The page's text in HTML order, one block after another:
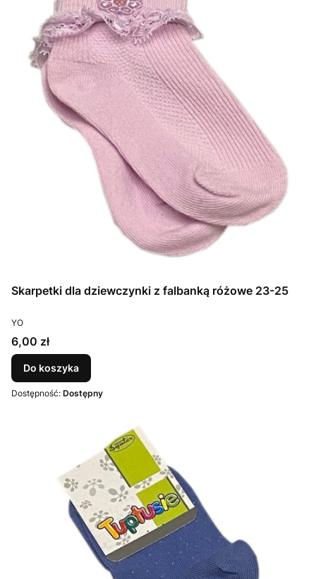
Skarpetki dla dziewczynki z falbanką różowe 23-25
PRODUCENT
YO
Cena
6,00 zł
Do koszyka
Dostępność: Dostępny